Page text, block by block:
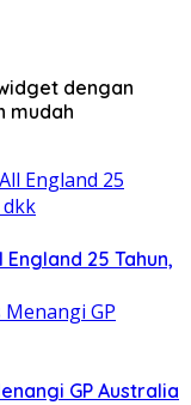
dengan
mudah
25 Tahun,
GP Australia